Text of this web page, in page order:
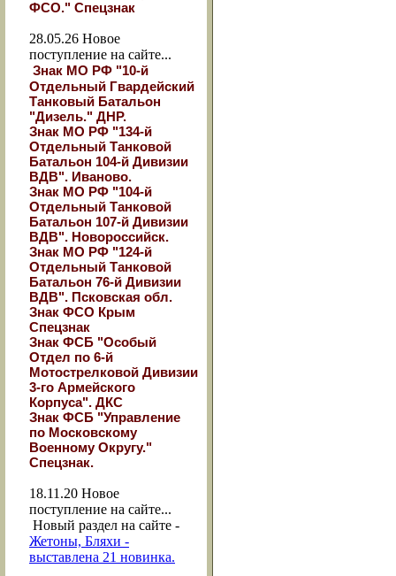
ФСО." Спецзнак
28.05.26 Новое
поступление на сайте...
Знак МО РФ "10-й
Отдельный Гвардейский
Танковый Батальон
"Дизель." ДНР.
Знак МО РФ "134-й
Отдельный Танковой
Батальон 104-й Дивизии
ВДВ". Иваново.
Знак МО РФ "104-й
Отдельный Танковой
Батальон 107-й Дивизии
ВДВ". Новороссийск.
Знак МО РФ "124-й
Отдельный Танковой
Батальон 76-й Дивизии
ВДВ". Псковская обл.
Знак ФСО Крым
Спецзнак
Знак ФСБ "Особый
Отдел по 6-й
Мотострелковой Дивизии
3-го Армейского
Корпуса". ДКС
Знак ФСБ "Управление
по Московскому
Военному Округу."
Спецзнак.
18.11.20 Новое
поступление на сайте...
Новый раздел на сайте -
Жетоны, Бляхи -
выставлена 21 новинка.